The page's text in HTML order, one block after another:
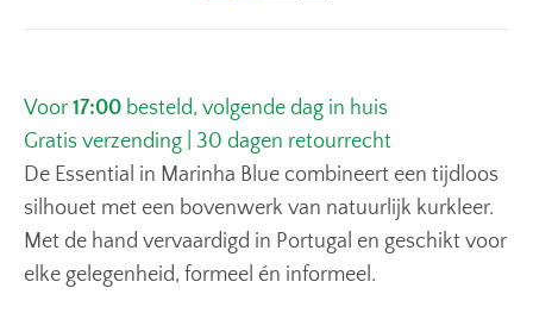
Voor17:00 besteld, volgende dag in huis
Gratis verzending | 30 dagen retourrecht
De Essential in Marinha Blue combineert een tijdloos
silhouet met een bovenwerk van natuurlijk kurkleer.
Met de hand vervaardigd in Portugal en geschikt voor
elke gelegenheid, formeel én informeel.